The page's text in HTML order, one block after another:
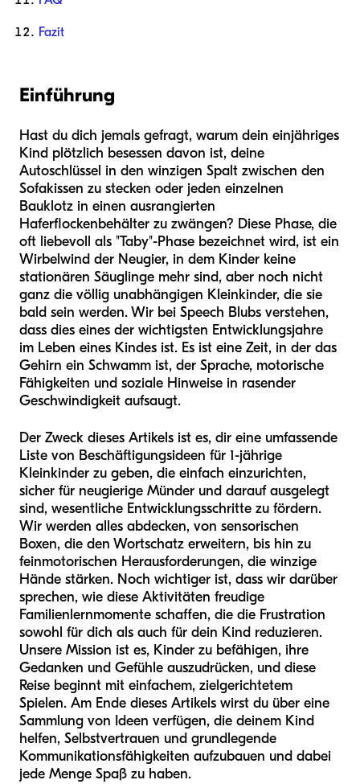
Fazit
Einführung
Hast du dich jemals gefragt, warum dein einjähriges
Kind plötzlich besessen davon ist, deine
Autoschlüssel in den winzigen Spalt zwischen den
Sofakissen zu stecken oder jeden einzelnen
Bauklotz in einen ausrangierten
Haferflockenbehälter zu zwängen? Diese Phase, die
oft liebevoll als "Taby"-Phase bezeichnet wird, ist ein
Wirbelwind der Neugier, in dem Kinder keine
stationären Säuglinge mehr sind, aber noch nicht
ganz die völlig unabhängigen Kleinkinder, die sie
bald sein werden. Wir bei Speech Blubs verstehen,
dass dies eines der wichtigsten Entwicklungsjahre
im Leben eines Kindes ist. Es ist eine Zeit, in der das
Gehirn ein Schwamm ist, der Sprache, motorische
Fähigkeiten und soziale Hinweise in rasender
Geschwindigkeit aufsaugt.
Der Zweck dieses Artikels ist es, dir eine umfassende
Liste von Beschäftigungsideen für 1-jährige
Kleinkinder zu geben, die einfach einzurichten,
sicher für neugierige Münder und darauf ausgelegt
sind, wesentliche Entwicklungsschritte zu fördern.
Wir werden alles abdecken, von sensorischen
Boxen, die den Wortschatz erweitern, bis hin zu
feinmotorischen Herausforderungen, die winzige
Hände stärken. Noch wichtiger ist, dass wir darüber
sprechen, wie diese Aktivitäten freudige
Familienlernmomente schaffen, die die Frustration
sowohl für dich als auch für dein Kind reduzieren.
Unsere Mission ist es, Kinder zu befähigen, ihre
Gedanken und Gefühle auszudrücken, und diese
Reise beginnt mit einfachem, zielgerichtetem
Spielen. Am Ende dieses Artikels wirst du über eine
Sammlung von Ideen verfügen, die deinem Kind
helfen, Selbstvertrauen und grundlegende
Kommunikationsfähigkeiten aufzubauen und dabei
jede Menge Spaß zu haben.